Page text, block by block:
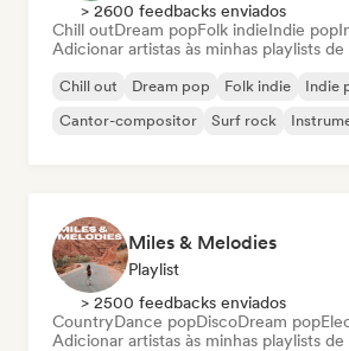
> 2600 feedbacks enviados
Chill outDream popFolk indieIndie pop
Adicionar artistas às minhas playlists
Chill out Dream pop Folk indie Indie
Cantor-compositor
Surf rock
Miles & Melodies
Playlist
> 2500 feedbacks enviados
CountryDance popDiscoDream pop
Adicionar artistas às minhas playlists